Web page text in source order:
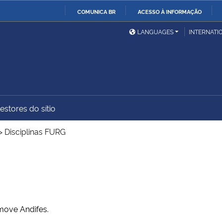
COMUNICA BR ACESSO À INFORMAÇÃO
Ministério da Defesa
Ministério das Relações
Exteriores
Ministério do
Desenvolvimento Regional
LANGUAGES
do sítio
Disciplinas FURG
Andifes.